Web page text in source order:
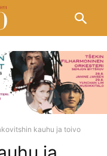
kauhu ja toivo